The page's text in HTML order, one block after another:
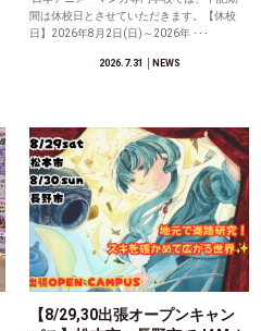
間は休校日とさせていただきます。【休校
日】2026年8月2日(日)～2026年 ･･･
2026.7.31 │NEWS
【8/29,30出張オープンキャン